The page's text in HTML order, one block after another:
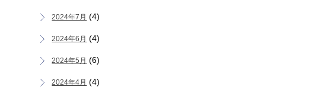
2024年7月 (4)
2024年6月 (4)
2024年5月 (6)
2024年4月 (4)